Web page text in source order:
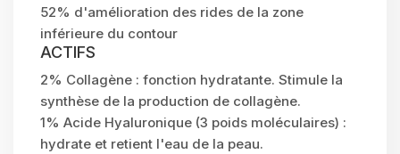
52% d'amélioration des rides de la zone
inférieure du contour
ACTIFS
2% Collagène : fonction hydratante. Stimule la
synthèse de la production de collagène.
1% Acide Hyaluronique (3 poids moléculaires) :
hydrate et retient l'eau de la peau.